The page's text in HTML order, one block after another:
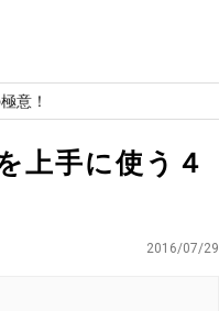
意！
上手に使う４
2016/07/29